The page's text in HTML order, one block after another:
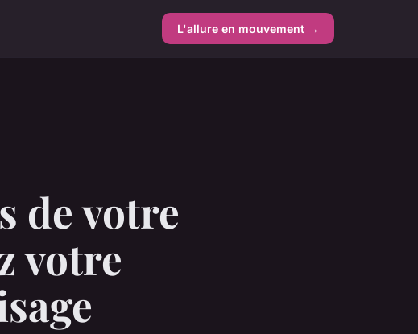
L'allure en mouvement →
de votre
votre